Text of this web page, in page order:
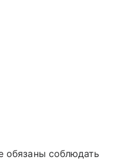
обязаны соблюдать